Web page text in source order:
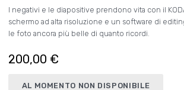
I negativi e le diapositive prendono vita con il
schermo ad alta risoluzione e un software di
le foto ancora più belle di quanto ricordi.
200,00 €
AL MOMENTO NON DISPONIBILE